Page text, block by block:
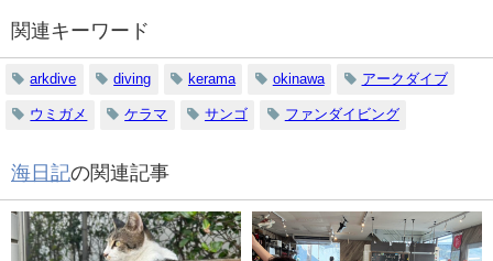
関連キーワード
arkdive diving kerama okinawa アークダイブ
ウミガメ ケラマ サンゴ ファンダイビング
海日記の関連記事